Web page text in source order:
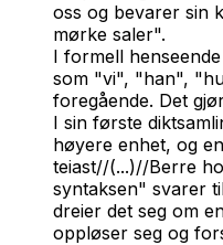
oss og bevarer sin
mørke saler".
I formell
som "vi", "han",
foregående. Det
I sin første
høyere enhet, og
teiast//(...)//Berre
syntaksen" svarer
dreier det seg om
oppløser seg og